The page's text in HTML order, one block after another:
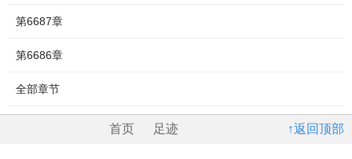
第6687章
第6686章
全部章节
↑返回顶部
首页 足迹